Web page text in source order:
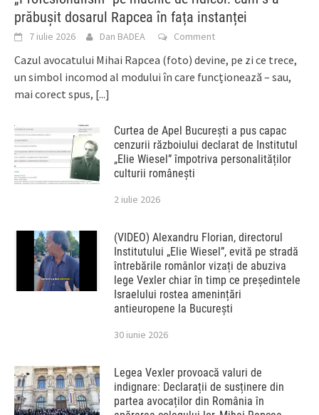
prăbușit dosarul Rapcea în fața instanței
7 iulie 2026 Dan BADEA Comment
Cazul avocatului Mihai Rapcea (foto) devine, pe zi ce trece,
un simbol incomod al modului în care funcționează – sau,
mai corect spus, [...]
Curtea de Apel București a pus capac
cenzurii războiului declarat de Institutul
„Elie Wiesel” împotriva personalităților
culturii românești
2 iulie 2026
(VIDEO) Alexandru Florian, directorul
Institutului „Elie Wiesel”, evită pe stradă
întrebările românlor vizați de abuziva
lege Vexler chiar în timp ce președintele
Israelului rostea amenințări
antieuropene la București
30 iunie 2026
Legea Vexler provoacă valuri de
indignare: Declarații de susținere din
partea avocaților din România în